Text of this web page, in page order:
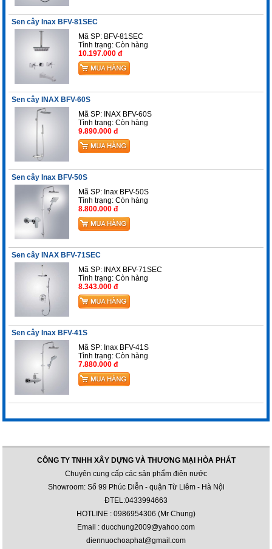
Sen cây Inax BFV-81SEC
Mã SP: BFV-81SEC
Tình trạng:Còn hàng
10.197.000 đ
Sen cây INAX BFV-60S
Mã SP: INAX BFV-60S
Tình trạng:Còn hàng
9.890.000 đ
Sen cây Inax BFV-50S
Mã SP: Inax BFV-50S
Tình trạng:Còn hàng
8.800.000 đ
Sen cây INAX BFV-71SEC
Mã SP: INAX BFV-71SEC
Tình trạng:Còn hàng
8.343.000 đ
Sen cây Inax BFV-41S
Mã SP: Inax BFV-41S
Tình trạng:Còn hàng
7.880.000 đ
CÔNG TY TNHH XÂY DỰNG VÀ THƯƠNG MẠI HÒA PHÁT
Chuyên cung cấp các sản phẩm điên nước
Showroom: Số 99 Phúc Diễn - quận Từ Liêm - Hà Nội
ĐTEL:0433994663
HOTLINE : 0986954306 (Mr Chung)
Email : ducchung2009@yahoo.com
diennuochoaphat@gmail.com